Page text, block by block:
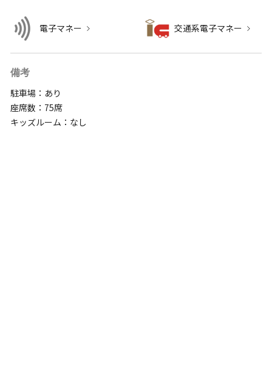
電子マネー 交通系電子マネー
備考
駐車場：あり
座席数：75席
キッズルーム：なし